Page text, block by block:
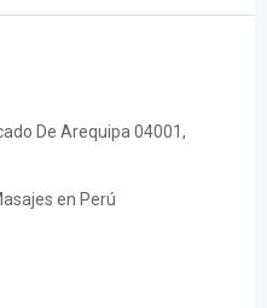
De Arequipa 04001,
en Perú